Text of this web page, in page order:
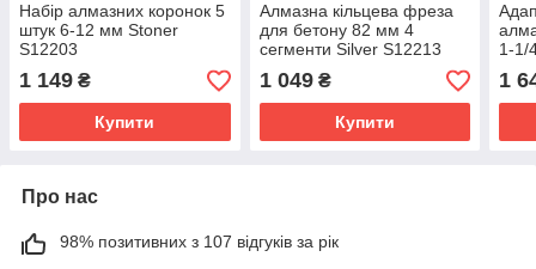
Набір алмазних коронок 5
штук 6-12 мм Stoner
S12203
1 149 ₴
Купити
Алмазна кільцева фреза
для бетону 82 мм 4
сегменти Silver S12213
1 049₴
Купити
1-1/
1
Про нас
98% позитивних з 107 відгуків за рік